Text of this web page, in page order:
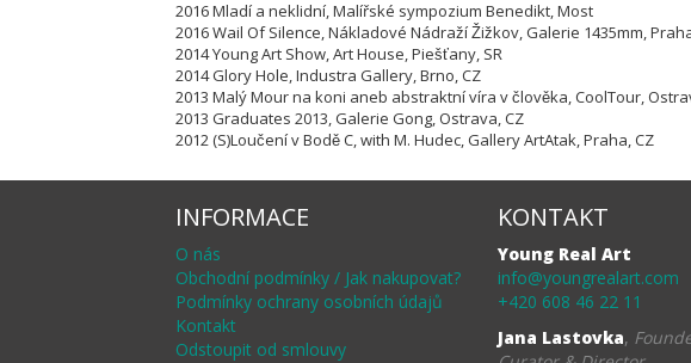
2016 Mladí a neklidní, Malířské sympozium Benedikt, Most
2016 Wail Of Silence, Nákladové Nádraží Žižkov, Galerie 1435mm,
2014 Young Art Show, Art House, Piešťany, SR
2014 Glory Hole, Industra Gallery, Brno, CZ
2013 Malý Mour na koni aneb abstraktní víra v člověka, CoolTour,
2013 Graduates 2013, Galerie Gong, Ostrava, CZ
2012 (S)Loučení v Bodě C, with M. Hudec, Gallery ArtAtak, Praha, CZ
INFORMACE
O nás
Obchodní podmínky / Jak nakupovat?
Podmínky ochrany osobních údajů
Kontakt
Odstoupit od smlouvy
KONTAKT
Young Real Art
info@youngrealart.com
+420 608 46 22 11
Jana Lastovka,